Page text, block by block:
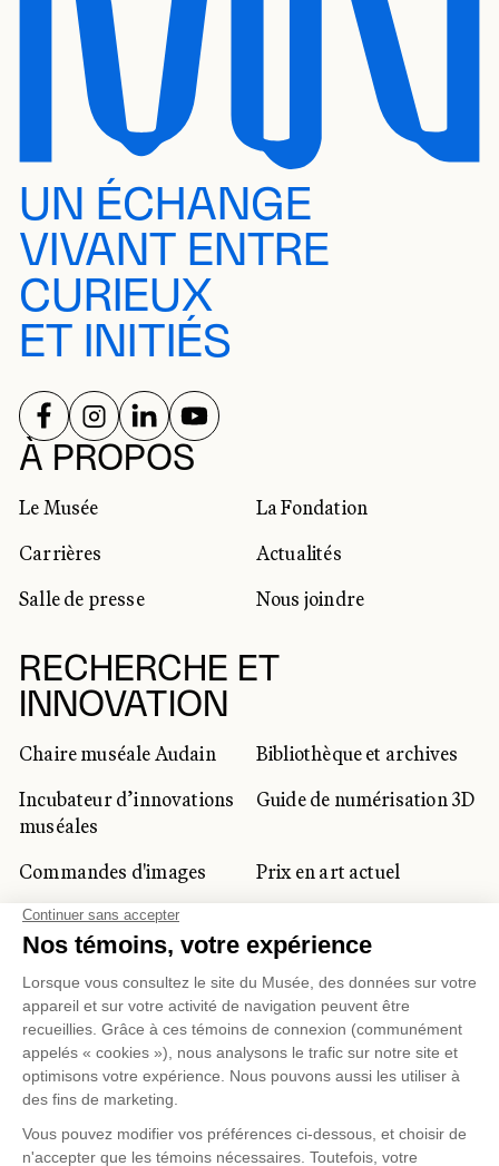
UN ÉCHANGE
VIVANT ENTRE
CURIEUX
ET INITIÉS
À PROPOS
Le Musée
La Fondation
Carrières
Actualités
Salle de presse
Nous joindre
RECHERCHE ET
INNOVATION
Chaire muséale Audain
Bibliothèque et archives
Incubateur d’innovations
muséales
Guide de numérisation 3D
Commandes d'images
Prix en art actuel
Prix Lynne-Cohen
CLIENTÈLE CORPORATIVE
ET PRIVÉE
Location d'espaces
Activités corporatives
professionnels du
RÉSEAUX SOCIAUX
SUIVEZ-NOUS SUR
SUIVEZ-NOUS SUR
SUIVEZ-NOUS SUR
SUIVEZ-NOUS SUR